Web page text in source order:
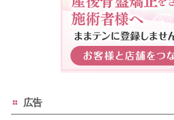
広告